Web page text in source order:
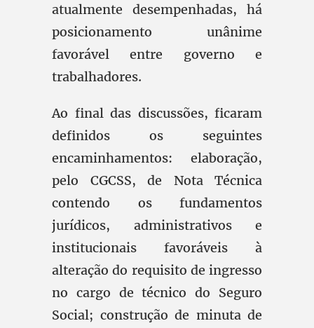
atualmente desempenhadas, há
posicionamento unânime
favorável entre governo e
trabalhadores.
Ao final das discussões, ficaram
definidos os seguintes
encaminhamentos: elaboração,
pelo CGCSS, de Nota Técnica
contendo os fundamentos
jurídicos, administrativos e
institucionais favoráveis à
alteração do requisito de ingresso
no cargo de técnico do Seguro
Social; construção de minuta de